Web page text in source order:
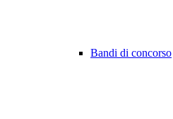
Bandi di concorso